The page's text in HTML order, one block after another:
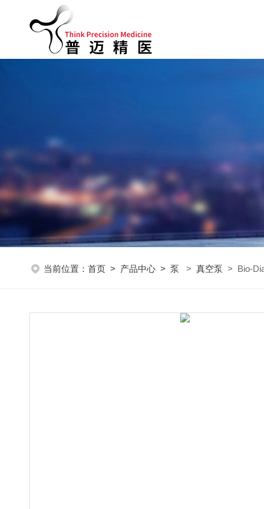
当前位置： 首页 > 产品中心 > 泵 > 真空泵 > Bio-